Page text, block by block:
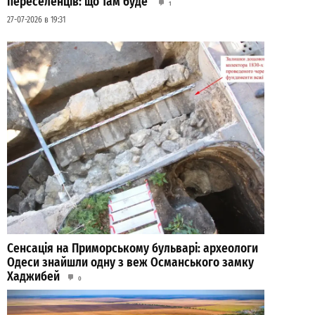
1
27-07-2026 в 19:31
Сенсація на Приморському бульварі: археологи
Одеси знайшли одну з веж Османського замку
Хаджибей
0
03-08-2026 в 08:49